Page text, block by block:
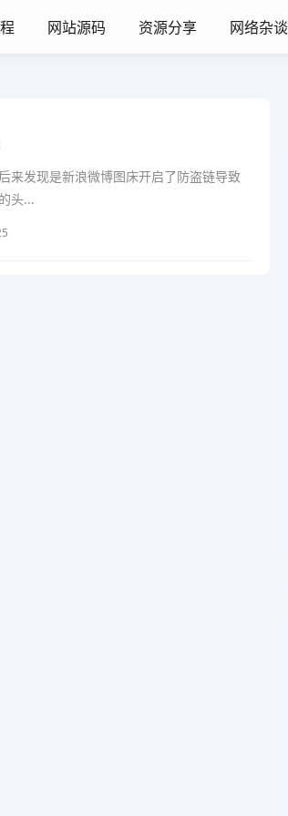
网站源码 资源分享 网络杂谈
来发现是新浪微博图床开启了防盗链导致
头...